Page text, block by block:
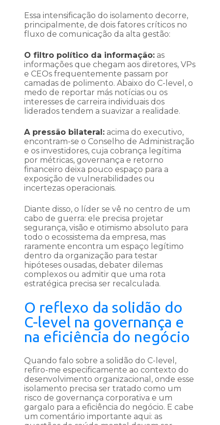
Essa intensificação do isolamento decorre,
principalmente, de dois fatores críticos no
fluxo de comunicação da alta gestão:
O filtro político da informação: as
informações que chegam aos diretores, VPs
e CEOs frequentemente passam por
camadas de polimento. Abaixo do C-level, o
medo de reportar más notícias ou os
interesses de carreira individuais dos
liderados tendem a suavizar a realidade.
A pressão bilateral: acima do executivo,
encontram-se o Conselho de Administração
e os investidores, cuja cobrança legítima
por métricas, governança e retorno
financeiro deixa pouco espaço para a
exposição de vulnerabilidades ou
incertezas operacionais.
Diante disso, o líder se vê no centro de um
cabo de guerra: ele precisa projetar
segurança, visão e otimismo absoluto para
todo o ecossistema da empresa, mas
raramente encontra um espaço legítimo
dentro da organização para testar
hipóteses ousadas, debater dilemas
complexos ou admitir que uma rota
estratégica precisa ser recalculada.
O reflexo da solidão do
C-level na governança e
na eficiência do negócio
Quando falo sobre a solidão do C-level,
refiro-me especificamente ao contexto do
desenvolvimento organizacional, onde esse
isolamento precisa ser tratado como um
risco de governança corporativa e um
gargalo para a eficiência do negócio. E cabe
um comentário importante aqui: as